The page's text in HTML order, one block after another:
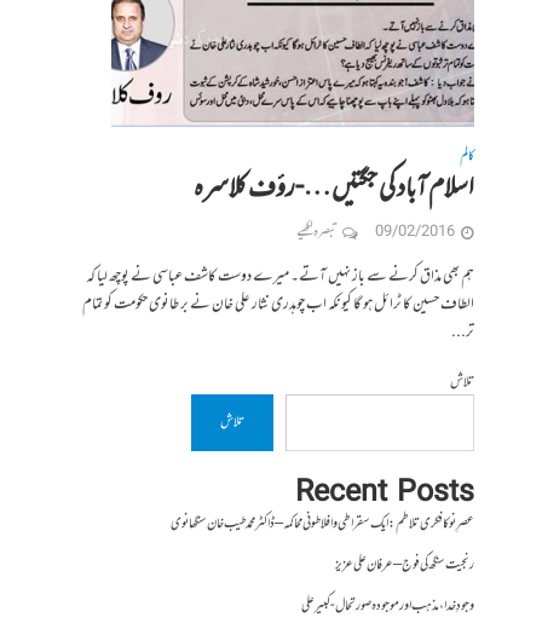
کالم
اسلام آباد کی جگتیں…-رؤف کلاسرہ
09/02/2016 تبصرہ لکھیے
ہم بھی مذاق کرنے سے باز نہیں آتے۔ میرے دوست کاشف عباسی نے پوچھ لیا کہ
الطاف حسین کا ٹرائل ہو گا کیونکہ اب چوہدری نثار علی خان نے برطانوی حکومت کو تمام
تر...
تلاش
تلاش
Recent Posts
عصرِ نو کا فکری تلاطم: ایک سقراطی و افلاطونی محاکمہ – ڈاکٹر محمد طیب خان سنگھانوی
رنجیت سنگھ کی فوج – عرفان علی عزیز
وجودِ خدا، مذہب اور موجودہ صورتحال- کبیر علی